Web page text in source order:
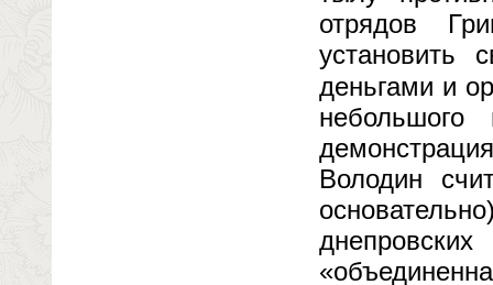
отрядов
деньгами и
небольшого
Володин